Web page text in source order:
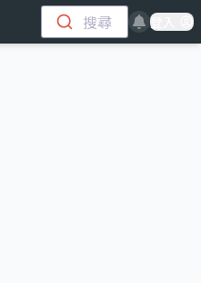
搜尋 登入